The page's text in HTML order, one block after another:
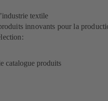
textile
innovants pour la
catalogue produits